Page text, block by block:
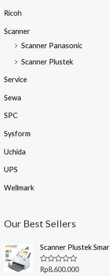
Ricoh
Scanner
Scanner Panasonic
Scanner Plustek
Service
Sewa
SPC
Sysform
Uchida
UPS
Wellmark
Our Best Sellers
Scanner Plustek
R
Rp8.600.000